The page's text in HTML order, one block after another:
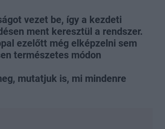
vezet be, így a kezdeti
ment keresztül a rendszer.
ezelőtt még elképzelni sem
természetes módon
mutatjuk is, mi mindenre